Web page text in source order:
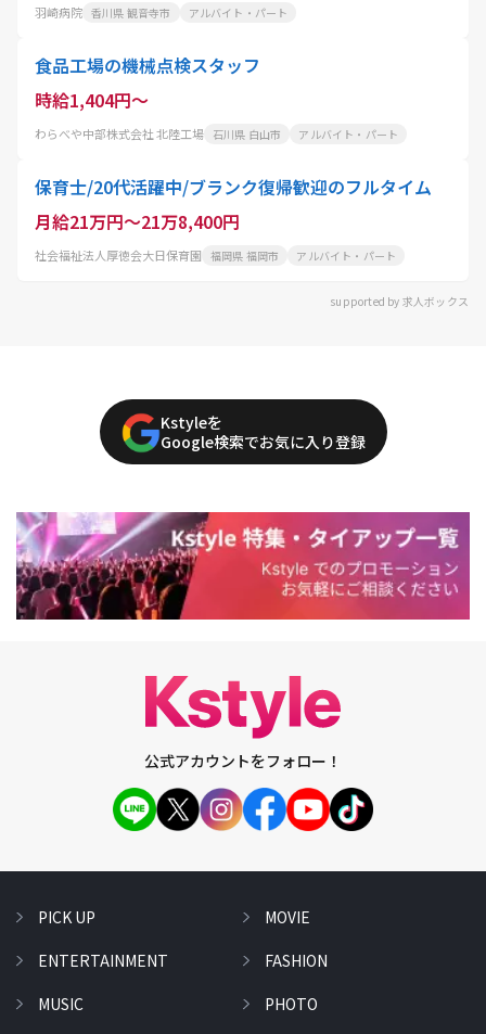
羽崎病院 香川県 観音寺市 アルバイト・パート
食品工場の機械点検スタッフ
時給1,404円～
わらべや中部株式会社 北陸工場 石川県 白山市 アルバイト・パート
保育士/20代活躍中/ブランク復帰歓迎のフルタイム
月給21万円～21万8,400円
社会福祉法人厚徳会大日保育園 福岡県 福岡市 アルバイト・パート
supported by 求人ボックス
Kstyleを
Google検索でお気に入り登録
公式アカウントをフォロー！
PICK UP
ENTERTAINMENT
MUSIC
MOVIE
FASHION
PHOTO